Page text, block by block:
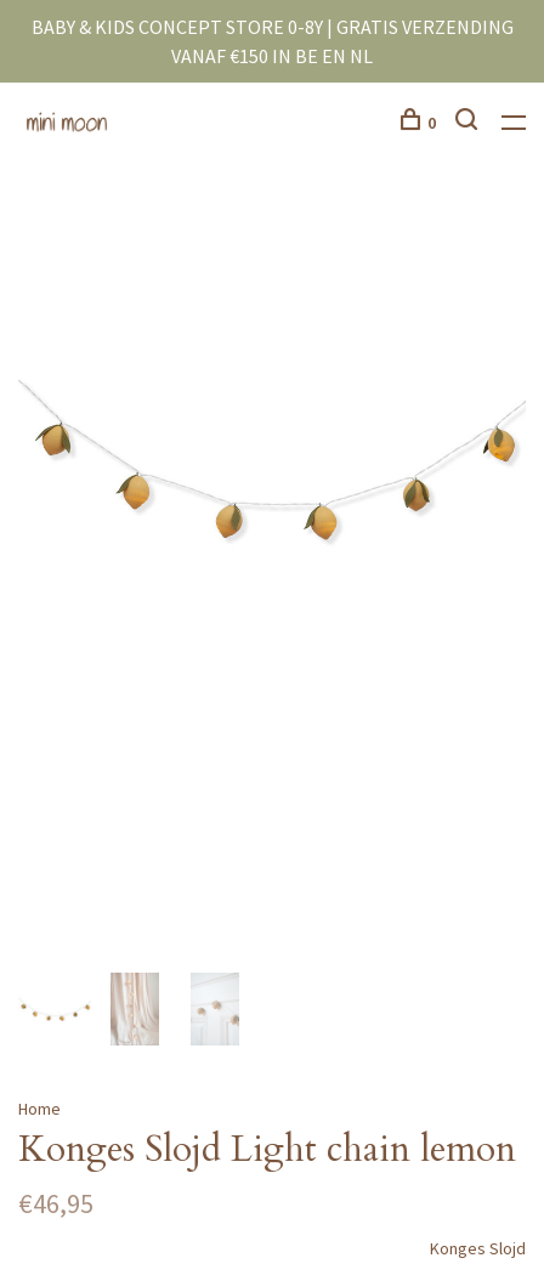
BABY & KIDS CONCEPT STORE 0-8Y | GRATIS VERZENDING
VANAF €150 IN BE EN NL
0
Home
Konges Slojd Light chain lemon
€46,95
Konges Slojd